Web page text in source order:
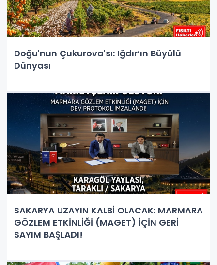
Doğu'nun Çukurova'sı: Iğdır’ın Büyülü
Dünyası
SAKARYA UZAYIN KALBİ OLACAK: MARMARA
GÖZLEM ETKİNLİĞİ (MAGET) İÇİN GERİ
SAYIM BAŞLADI!